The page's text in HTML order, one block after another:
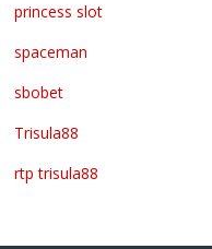
princess slot
spaceman
sbobet
Trisula88
rtp trisula88